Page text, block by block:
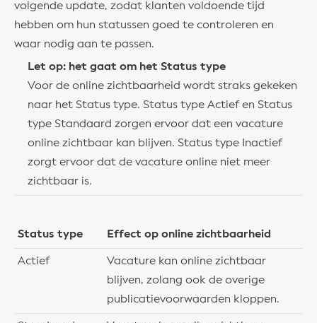
volgende update, zodat klanten voldoende tijd
hebben om hun statussen goed te controleren en
waar nodig aan te passen.
Let op: het gaat om het Status type
Voor de online zichtbaarheid wordt straks gekeken
naar het Status type. Status type Actief en Status
type Standaard zorgen ervoor dat een vacature
online zichtbaar kan blijven. Status type Inactief
zorgt ervoor dat de vacature online niet meer
zichtbaar is.
Status type Effect op online zichtbaarheid
Actief
Vacature kan online zichtbaar
blijven, zolang ook de overige
publicatievoorwaarden kloppen.